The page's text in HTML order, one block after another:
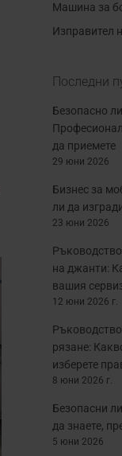
Машина за
Изправител
Последни
Безопасно
да приемете
29 юни 2026
Бизнес за
ли да
23 юни 2026
на джанти:
вашия
12 юни 2026 г.
рязане:
изберете
8 юни 2026 г.
Безопасни
да знаете,
5 юни 2026